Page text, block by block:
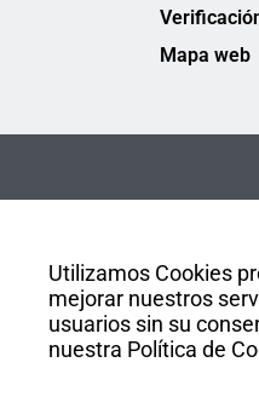
Utilizamos Cookies
mejorar nuestros
usuarios sin su
nuestra Política de
Mapa web